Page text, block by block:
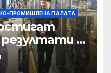
ПРОМИШЛЕНА ПАЛAТА
в
и